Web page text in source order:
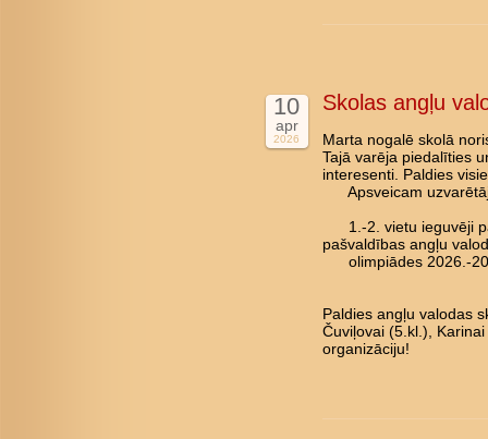
10
apr
2026
Skolas angļu
Marta nogalē skolā
Tajā varēja piedalīties
interesenti. Paldies
Apsveicam
1.-2. vietu ieguvēji
pašvaldības angļu
olimpiādes 2026.-
Paldies angļu valodas
Čuviļovai (5.kl.),
organizāciju!